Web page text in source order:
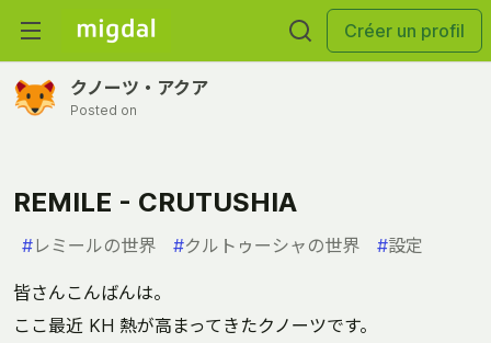
Créer un profil
クノーツ・アクア
Posted on
REMILE - CRUTUSHIA
#レミールの世界 #クルトゥーシャの世界 #設定
皆さんこんばんは。
ここ最近 KH 熱が高まってきたクノーツです。